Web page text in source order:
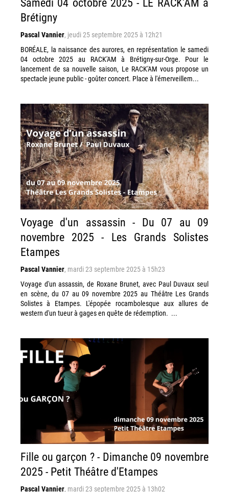
Brétigny
Pascal Vannier, jeudi 25 septembre 2025 à 12h21
BORÉALE, la naissance des aurores, en représentation le samedi
04 octobre 2025 au RACK'AM à Brétigny-sur-Orge. Pour le
lancement de sa nouvelle saison, Le RACK'AM vous propose un
spectacle jeune public - goûter concert. Place à l'émerveillem...
Voyage d'un assassin - Du 07 au 09
novembre 2025 - Les Grands Solistes
Etampes
Pascal Vannier, mardi 23 septembre 2025 à 15h23
Voyage d'un assassin, de Roxane Brunet, avec Paul Duvaux seul
en scène, du 07 au 09 novembre 2025 au Théâtre Les Grands
Solistes à Etampes. L'épopée rocambolesque aux allures de
western d'un tueur à gages en quête de rédemption. ...
Fille ou garçon ? - Dimanche 09 novembre
2025 - Petit Théâtre d'Etampes
Pascal Vannier, mardi 23 septembre 2025 à 13h02